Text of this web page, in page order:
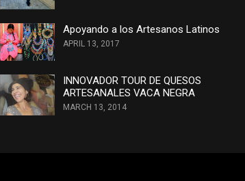
Apoyando a los Artesanos Latinos
APRIL 13, 2017
INNOVADOR TOUR DE QUESOS
ARTESANALES VACA NEGRA
MARCH 13, 2014